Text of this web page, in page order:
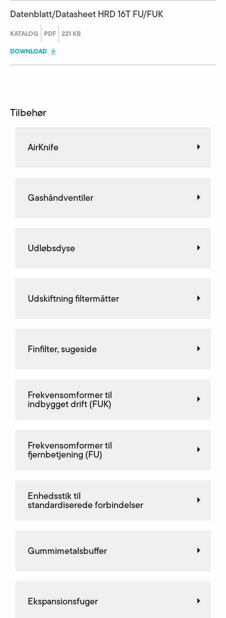
Datenblatt/Datasheet HRD 16T FU/FUK
KATALOG PDF 221 KB
DOWNLOAD
Tilbehør
AirKnife
Gashåndventiler
Udløbsdyse
Udskiftning filtermåtter
Finfilter, sugeside
Frekvensomformer til
indbygget drift (FUK)
Frekvensomformer til
fjernbetjening (FU)
Enhedsstik til
standardiserede forbindelser
Gummimetalsbuffer
Ekspansionsfuger